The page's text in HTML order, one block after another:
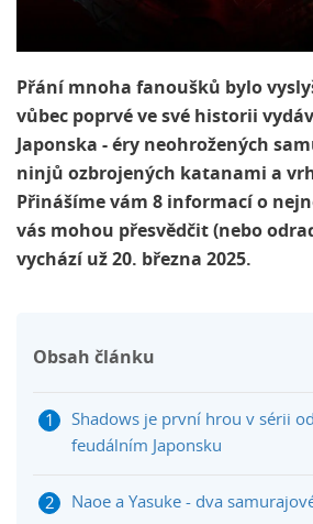
Přání mnoha fanoušků bylo
vůbec poprvé ve své historii
Japonska - éry neohrožených
ninjů ozbrojených katanami a
Přinášíme vám 8 informací o
vás mohou přesvědčit (nebo
vychází už 20. března 2025.
Obsah článku
Shadows je první hrou v sérii
feudálním Japonsku
Naoe a Yasuke - dva